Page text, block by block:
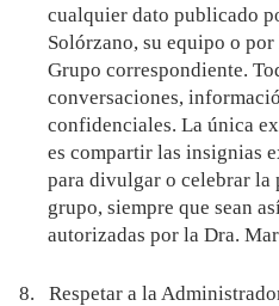
cualquier dato publicado
Solórzano, su equipo o
Grupo correspondiente.
conversaciones,
confidenciales. La única
es compartir las insignias
para divulgar o celebrar la
grupo, siempre que sean
autorizadas por la Dra.
8.
Respetar a la